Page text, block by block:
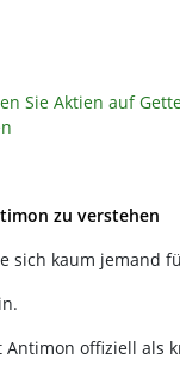
Sie Aktien auf
zu verstehen
sich kaum jemand
offiziell als